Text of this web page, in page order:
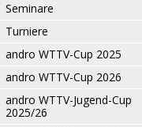
Seminare
Turniere
andro WTTV-Cup 2025
andro WTTV-Cup 2026
andro WTTV-Jugend-Cup
2025/26